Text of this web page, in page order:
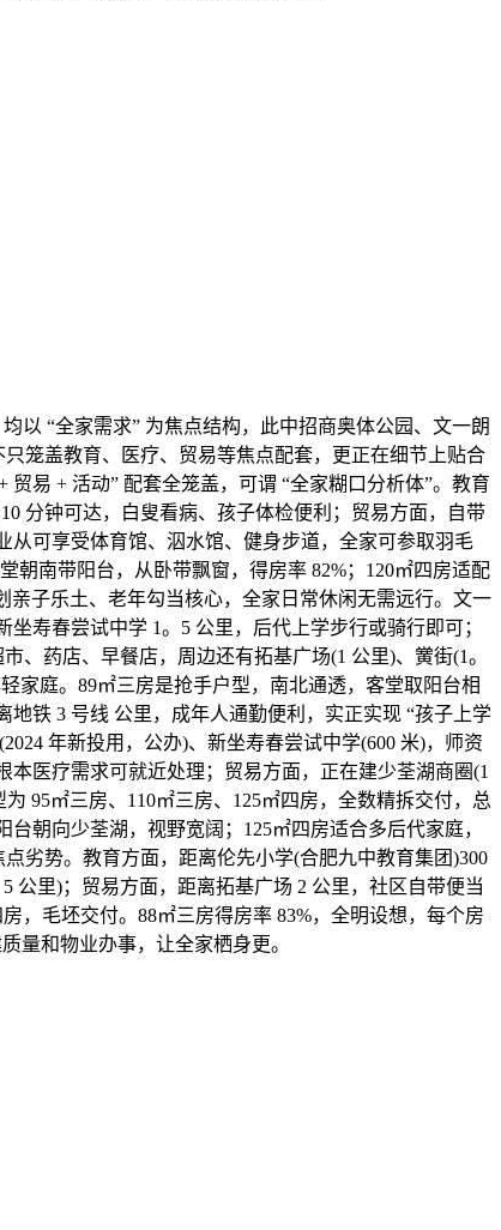
以 “全家需求” 为焦点结构，此中招商奥体公园、文一朗
笼盖教育、医疗、贸易等焦点配套，更正在细节上贴合
易 + 活动” 配套全笼盖，可谓 “全家糊口分析体”。教育
分钟可达，白叟看病、孩子体检便利；贸易方面，自带
从可享受体育馆、泅水馆、健身步道，全家可参取羽毛
朝南带阳台，从卧带飘窗，得房率 82%；120㎡四房适配
子乐土、老年勾当核心，全家日常休闲无需远行。文一
寿春尝试中学 1。5 公里，后代上学步行或骑行即可；
、药店、早餐店，周边还有拓基广场(1 公里)、黉街(1。
家庭。89㎡三房是抢手户型，南北通透，客堂取阳台相
铁 3 号线 公里，成年人通勤便利，实正实现 “孩子上学
年新投用，公办)、新坐寿春尝试中学(600 米)，师资
医疗需求可就近处理；贸易方面，正在建少荃湖商圈(1
95㎡三房、110㎡三房、125㎡四房，全数精拆交付，总
朝向少荃湖，视野宽阔；125㎡四房适合多后代家庭，
劣势。教育方面，距离伦先小学(合肥九中教育集团)300
公里)；贸易方面，距离拓基广场 2 公里，社区自带便当
，毛坯交付。88㎡三房得房率 83%，全明设想，每个房
量和物业办事，让全家栖身更。